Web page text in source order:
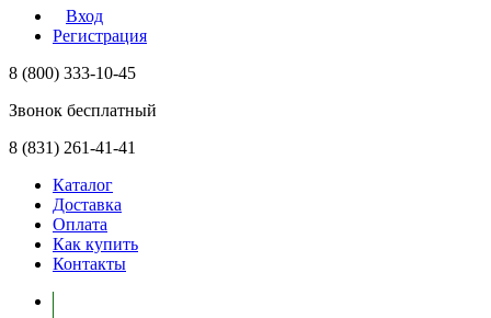
Вход
Регистрация
8 (800) 333-10-45
Звонок бесплатный
8 (831) 261-41-41
Каталог
Доставка
Оплата
Как купить
Контакты